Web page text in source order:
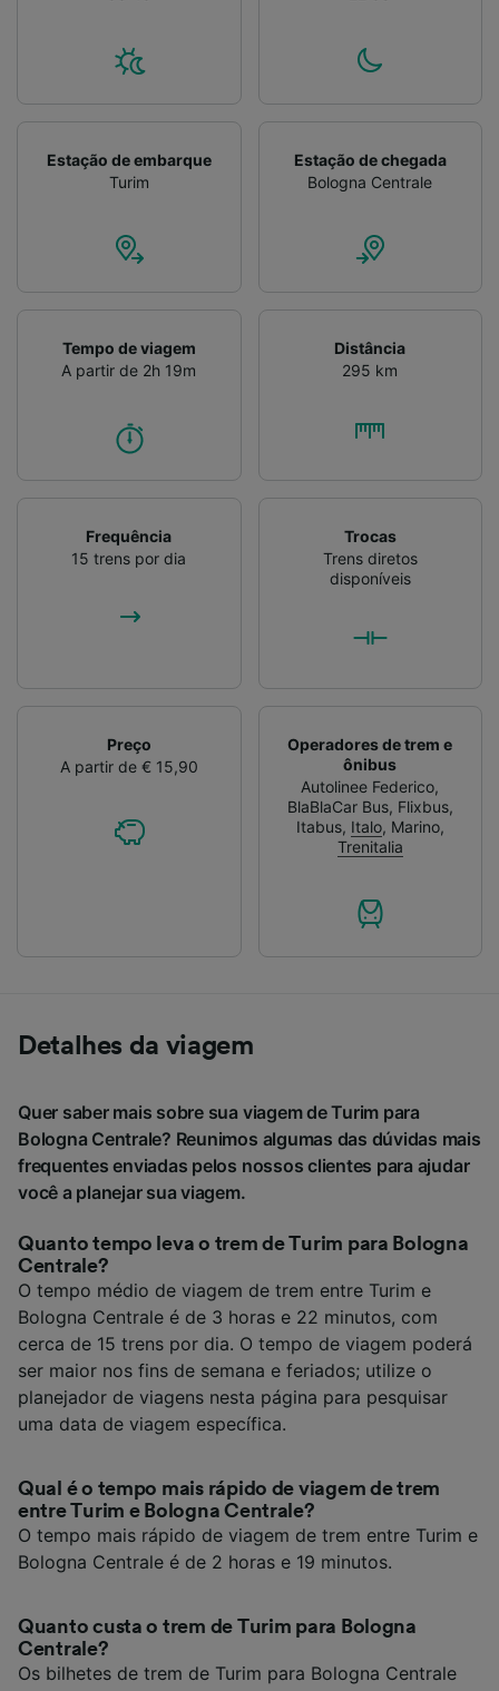
Estação de embarque
Turim
Estação de chegada
Bologna Centrale
Tempo de viagem
A partir de 2h 19m
Distância
295 km
Frequência
15 trens por dia
Trocas
Trens diretos
disponíveis
Preço
A partir de € 15,90
Operadores de trem e
ônibus
Autolinee Federico,
BlaBlaCar Bus, Flixbus,
Itabus, Italo, Marino,
Trenitalia
Detalhes da viagem
Quer saber mais sobre sua viagem de Turim para
Bologna Centrale? Reunimos algumas das dúvidas mais
frequentes enviadas pelos nossos clientes para ajudar
você a planejar sua viagem.
Quanto tempo leva o trem de Turim para Bologna
Centrale?
O tempo médio de viagem de trem entre Turim e
Bologna Centrale é de 3 horas e 22 minutos, com
cerca de 15 trens por dia. O tempo de viagem poderá
ser maior nos fins de semana e feriados; utilize o
planejador de viagens nesta página para pesquisar
uma data de viagem específica.
Qual é o tempo mais rápido de viagem de trem
entre Turim e Bologna Centrale?
O tempo mais rápido de viagem de trem entre Turim e
Bologna Centrale é de 2 horas e 19 minutos.
Quanto custa o trem de Turim para Bologna
Centrale?
Os bilhetes de trem de Turim para Bologna Centrale
acessar informações em um dispositivo.
medição de publicidade e conteúdo, pesquisa
de público e desenvolvimento de serviços..
Lista de parceiros (fornecedores)